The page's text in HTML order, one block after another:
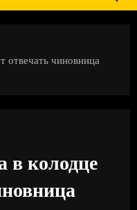
отвечать чиновница
в колодце